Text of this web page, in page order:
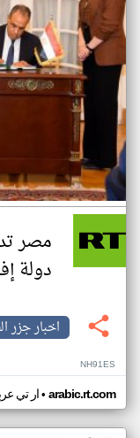
مصر
دولة
اخبار جزر
NH91ES
ار تي• arabic.rt.com